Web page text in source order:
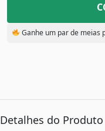
Ganhe um par de meias
Detalhes do Produto